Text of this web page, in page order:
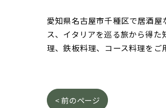
愛知県名古屋市千種区で居酒
ス、イタリアを巡る旅から得
理、鉄板料理、コース料理をご
< 前のページ